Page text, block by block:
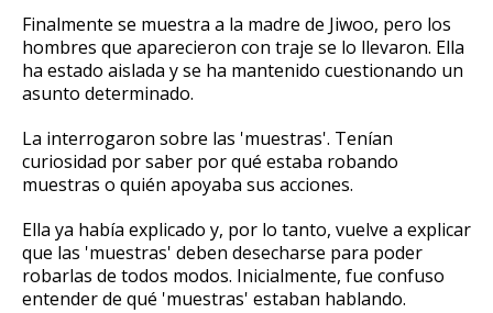
Finalmente se muestra a la madre de Jiwoo, pero los
hombres que aparecieron con traje se lo llevaron. Ella
ha estado aislada y se ha mantenido cuestionando un
asunto determinado.
La interrogaron sobre las 'muestras'. Tenían
curiosidad por saber por qué estaba robando
muestras o quién apoyaba sus acciones.
Ella ya había explicado y, por lo tanto, vuelve a explicar
que las 'muestras' deben desecharse para poder
robarlas de todos modos. Inicialmente, fue confuso
entender de qué 'muestras' estaban hablando.